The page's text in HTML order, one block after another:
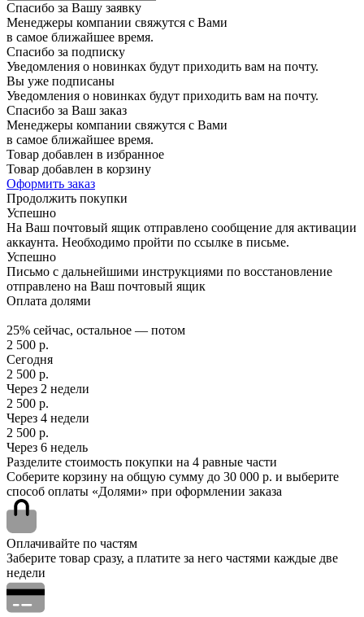
Спасибо за Вашу заявку
Менеджеры компании свяжутся с Вами
в самое ближайшее время.
Спасибо за подписку
Уведомления о новинках будут приходить вам на почту.
Вы уже подписаны
Уведомления о новинках будут приходить вам на почту.
Спасибо за Ваш заказ
Менеджеры компании свяжутся с Вами
в самое ближайшее время.
Товар добавлен в избранное
Товар добавлен в корзину
Оформить заказ
Продолжить покупки
Успешно
На Ваш почтовый ящик отправлено сообщение для активации
аккаунта. Необходимо пройти по ссылке в письме.
Успешно
Письмо с дальнейшими инструкциями по восстановление
отправлено на Ваш почтовый ящик
Оплата долями
25% сейчас, остальное — потом
2 500 р.
Сегодня
2 500 р.
Через 2 недели
2 500 р.
Через 4 недели
2 500 р.
Через 6 недель
Разделите стоимость покупки на 4 равные части
Соберите корзину на общую сумму до 30 000 р. и выберите
способ оплаты «Долями» при оформлении заказа
Оплачивайте по частям
Заберите товар сразу, а платите за него частями каждые две
недели